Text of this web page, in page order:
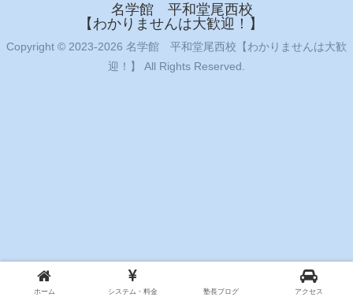
名学館 平和堂尾西校
【わかりませんは大歓迎！】
Copyright © 2023-2026 名学館 平和堂尾西校【わかりませんは大歓
迎！】 All Rights Reserved.
ホーム システム・料金 塾長ブログ アクセス